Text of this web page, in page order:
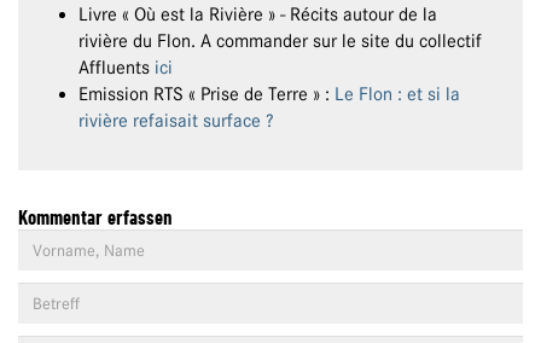
Livre « Où est la Rivière » - Récits autour de la
rivière du Flon. A commander sur le site du collectif
Affluents ici
Emission RTS « Prise de Terre » : Le Flon : et si la
rivière refaisait surface ?
Kommentar erfassen